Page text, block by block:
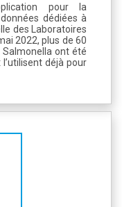
pour la
dédiées à
des Laboratoires
2022, plus de 60
ont été
déjà pour